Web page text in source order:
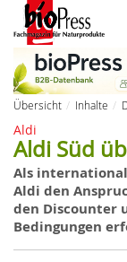
Übersicht Inhalte
Aldi
Aldi Süd
Als
Aldi den
den Discounter
Bedingungen